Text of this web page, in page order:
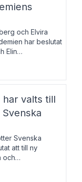
och Elvira
har beslutat
Elin
Akademiens
Priset är
att lyfta fram
valts till
Svenska
att till ny
och
Hallberg. Hon
Forsström på